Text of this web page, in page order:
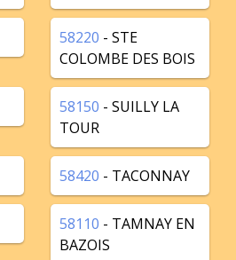
58220 - STE
COLOMBE DES BOIS
58150 - SUILLY LA
TOUR
58420 - TACONNAY
58110 - TAMNAY EN
BAZOIS